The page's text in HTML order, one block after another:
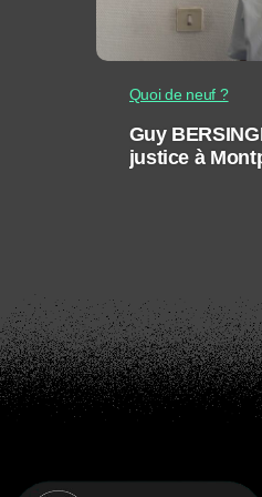
Quoi de neuf ?
Guy
justice à